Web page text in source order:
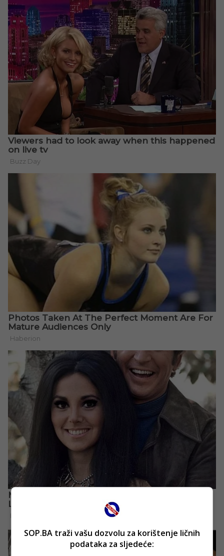
SOP.BA traži vašu dozvolu za korištenje ličnih
podataka za sljedeće: